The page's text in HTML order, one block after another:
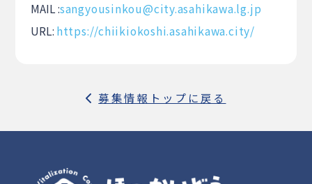
MAIL :sangyousinkou@city.asahikawa.lg.jp
URL: https://chiikiokoshi.asahikawa.city/
募集情報トップに戻る